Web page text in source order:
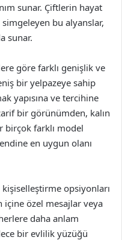
sunar. Çiftlerin hayat
bu alyanslar,
sunar.
göre farklı genişlik ve
bir yelpazeye sahip
yapısına ve tercihine
bir görünümden, kalın
birçok farklı model
en uygun olanı
kişiselleştirme opsiyonları
içine özel mesajlar veya
daha anlam
bir evlilik yüzüğü